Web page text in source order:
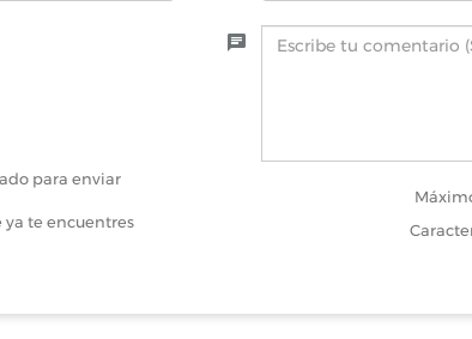
para enviar
ya te encuentres